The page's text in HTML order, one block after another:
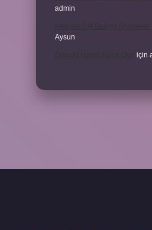
admin
Aysun
için